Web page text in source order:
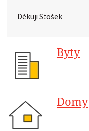
Děkuji Stošek
Byty
Domy